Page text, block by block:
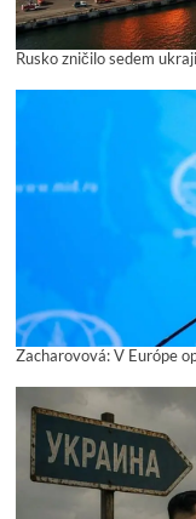
Rusko zničilo sedem
Zacharovová: V Európe